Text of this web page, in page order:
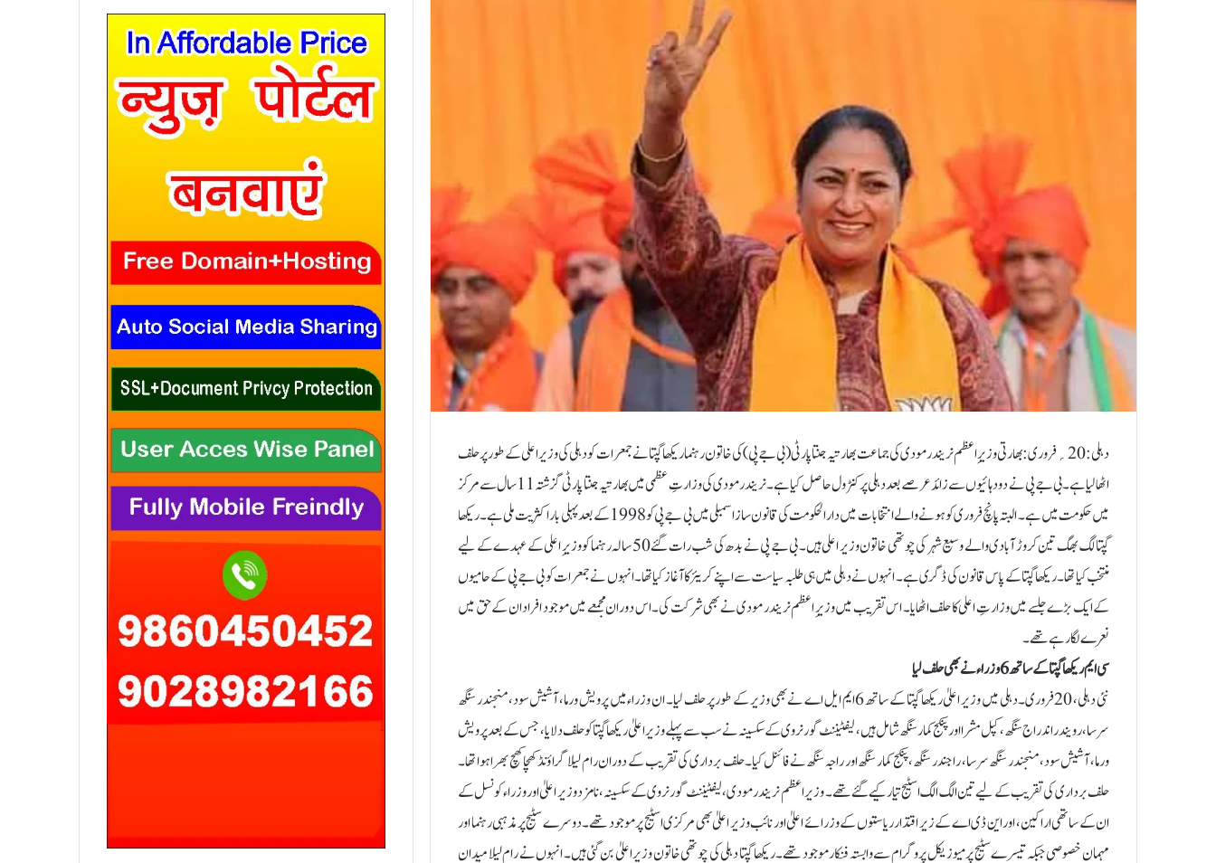
دہلی:20؍فروری: بھارتی وزیرِ اعظم نریندر مودی کی جماعت بھارتیہ جنتا پارٹی (بی جے پی) کی خاتون رہنما ریکھا گپتا نے جمعرات کو دہلی کی وزیراعلی کے طور پر حلف
اٹھا لیا ہے۔بی جے پی نے دو دہائیوں سے زائد عرصے بعد دہلی پر کنٹرول حاصل کیا ہے۔ نریندر مودی کی وزارتِ عظمی میں بھارتیہ جنتا پارٹی گزشتہ 11 سال سے مرکز
میں حکومت میں ہے۔ البتہ پانچ فروری کو ہونے والے انتخابات میں دارالحکومت کی قانون ساز اسمبلی میں بی جے پی کو 1998 کے بعد پہلی بار اکثریت ملی ہے۔ریکھا
گپتا لگ بھگ تین کروڑ آبادی والے وسیع شہر کی چوتھی خاتون وزیر اعلی ہیں۔ بی جے پی نے بدھ کی شب رات گئے 50 سالہ رہنما کو وزیرِ اعلی کے عہدے کے لیے
منتخب کیا تھا۔ریکھا گپتا کے پاس قانون کی ڈگری ہے۔ انہوں نے دہلی میں ہی طلبہ سیاست سے اپنے کریئر کا آغاز کیا تھا۔انہوں نے جمعرات کو بی جے پی کے حامیوں
کے ایک بڑے جلسے میں وزارتِ اعلی کا حلف اٹھایا۔ اس تقریب میں وزیرِ اعظم نریندر مودی نے بھی شرکت کی۔ اس دوران مجمعے میں موجود افراد ان کے حق میں
نعرے لگا رہے تھے۔
سی ایم ریکھا گپتا کے ساتھ 6 وزراء نے بھی حلف لیا
نئی دہلی، 20 فروری۔دہلی میں وزیر اعلی ٰریکھا گپتا کے ساتھ 6 ایم ایل اے نے بھی وزیر کے طور پر حلف لیا۔ ان وزراء میں پرویش ورما، آشیش سود، منجندر سنگھ
سرسا، رویندر اندراج سنگھ، کپل مشرا اور پنکج کمار سنگھ شامل ہیں، لیفٹیننٹ گورنر وی کے سکسینہ نے سب سے پہلے وزیر اعلیٰ ریکھا گپتا کو حلف دلایا، جس کے بعد پرویش
ورما، آشیش سود، منجندر سنگھ سرسا، راجندر سنگھ، پنکج کمار سنگھ اور راجہ سنگھ نے فائنل کیا۔ حلف برداری کی تقریب کے دوران رام لیلا گراؤنڈ کھچا کھچ بھرا ہوا تھا۔
حلف برداری کی تقریب کے لیے تین الگ الگ اسٹیج تیار کیے گئے تھے۔ وزیر اعظم نریندر مودی، لیفٹیننٹ گورنر وی کے سکسینہ، نامزد وزیر اعلیٰ اور وزراء کونسل کے
ان کے ساتھی اراکین، اور این ڈی اے کے زیر اقتدار ریاستوں کے وزرائے اعلیٰ اور نائب وزیر اعلیٰ بھی مرکزی اسٹیج پر موجود تھے۔ دوسرے سٹیج پر مذہبی رہنما اور
مہمان خصوصی جبکہ تیسرے سٹیج پر میوزیکل پروگرام سے وابستہ فنکار موجود تھے۔ ریکھا گپتا دہلی کی چوتھی خاتون وزیر اعلیٰ بن گئی ہیں۔ انہوں نے رام لیلا میدان